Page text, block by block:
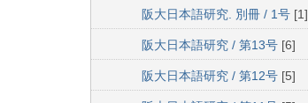
阪大日本語研究. 別冊 / 1号 [1]
阪大日本語研究 / 第13号 [6]
阪大日本語研究 / 第12号 [5]